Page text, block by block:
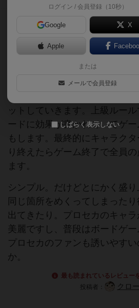
ベースになっているのは『宝
いのですがそちらは未プレイ。
神経衰弱をベースとしたガチ
が出たらキャラクターが書か
ットしていきます。上級ルー
ードに効果が書かれていてゲ
もします。最終的にキャラク
り終えたらゲーム終了で全員
ます。
シンプル。だけどとにかく盛
同じ箇所をめくってしまった
出てきたり。プロセカのキャ
美麗ですし、普段はボードゲ
プロセカのファンも誘いやす
か。
最も読まれているレビュー
投稿者：
クロ
ログイン / 会員登録（10秒）
Google X
Apple
または
メールで会員登録
しばらく表示しない